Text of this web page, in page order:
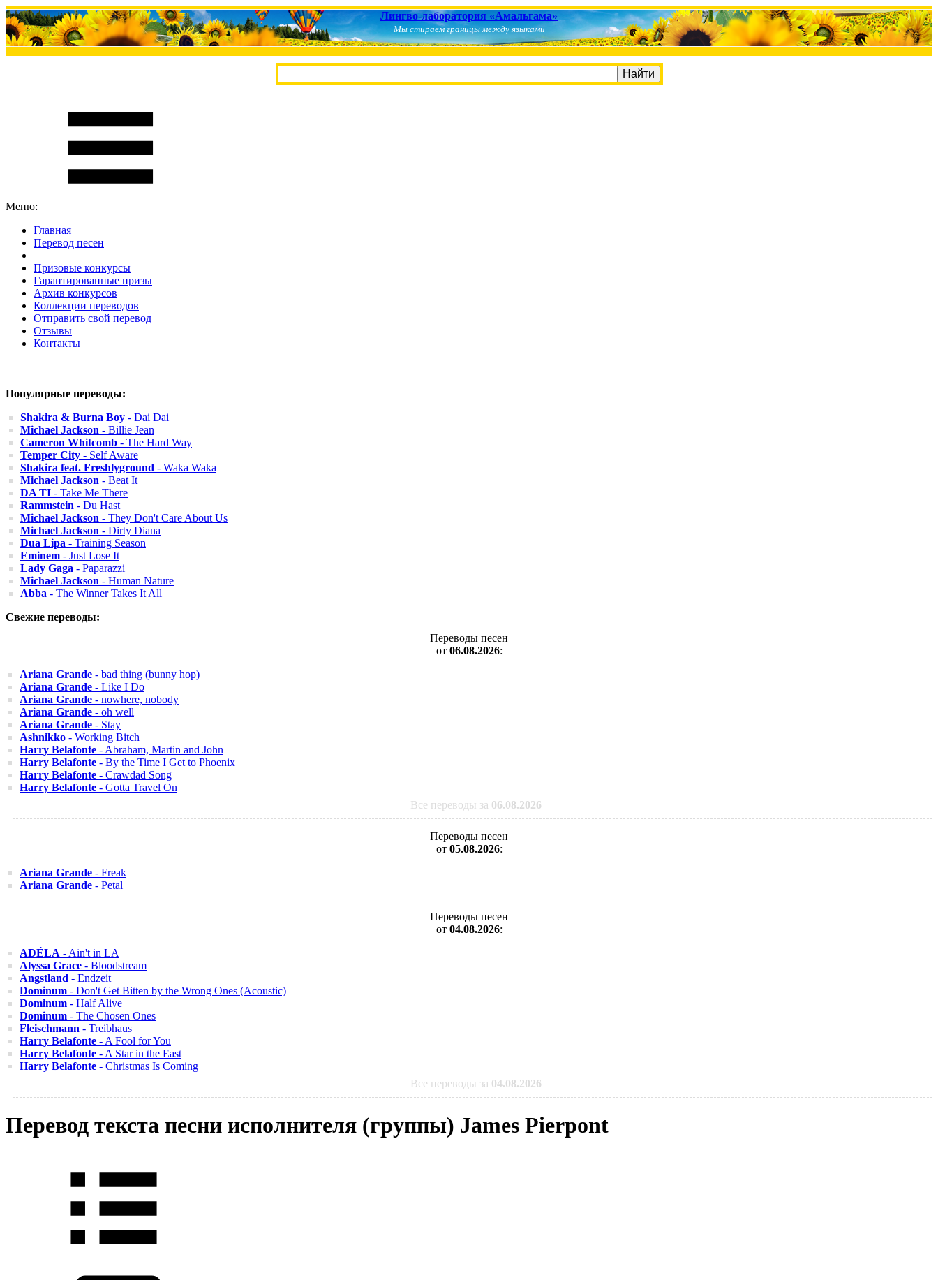
Лингво-лаборатория «Амальгама»
Мы стираем границы между языками
Меню:
Главная
Перевод песен
Призовые конкурсы
Гарантированные призы
Архив конкурсов
Коллекции переводов
Отправить свой перевод
Отзывы
Контакты
Популярные переводы:
Shakira & Burna Boy - Dai Dai
Michael Jackson - Billie Jean
Cameron Whitcomb - The Hard Way
Temper City - Self Aware
Shakira feat. Freshlyground - Waka Waka
Michael Jackson - Beat It
DA TI - Take Me There
Rammstein - Du Hast
Michael Jackson - They Don't Care About Us
Michael Jackson - Dirty Diana
Dua Lipa - Training Season
Eminem - Just Lose It
Lady Gaga - Paparazzi
Michael Jackson - Human Nature
Abba - The Winner Takes It All
Свежие переводы:
Переводы песен
от 06.08.2026:
Ariana Grande - bad thing (bunny hop)
Ariana Grande - Like I Do
Ariana Grande - nowhere, nobody
Ariana Grande - oh well
Ariana Grande - Stay
Ashnikko - Working Bitch
Harry Belafonte - Abraham, Martin and John
Harry Belafonte - By the Time I Get to Phoenix
Harry Belafonte - Crawdad Song
Harry Belafonte - Gotta Travel On
Все переводы за 06.08.2026
Переводы песен
от 05.08.2026:
Ariana Grande - Freak
Ariana Grande - Petal
Переводы песен
от 04.08.2026:
ADÉLA - Ain't in LA
Alyssa Grace - Bloodstream
Angstland - Endzeit
Dominum - Don't Get Bitten by the Wrong Ones (Acoustic)
Dominum - Half Alive
Dominum - The Chosen Ones
Fleischmann - Treibhaus
Harry Belafonte - A Fool for You
Harry Belafonte - A Star in the East
Harry Belafonte - Christmas Is Coming
Все переводы за 04.08.2026
Перевод текста песни исполнителя (группы) James Pierpont